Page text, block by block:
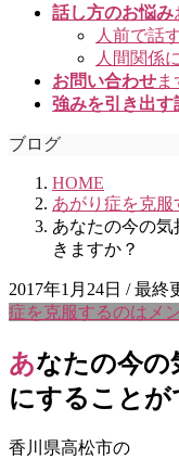
話し方のお悩み
人前で話
人間関係
お問い合わせ
強みを引き出す
ブログ
HOME
あがり症を克服
あなたの今の
きますか？
2017年1月24日 / 最終
症を克服するのはメ
あなたの今の気持ちを、そのまま言葉
にすることが
香川県高松市の